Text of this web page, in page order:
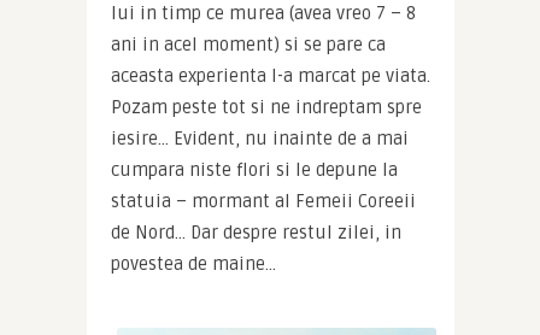
lui in timp ce murea (avea vreo 7 – 8
ani in acel moment) si se pare ca
aceasta experienta l-a marcat pe viata.
Pozam peste tot si ne indreptam spre
iesire… Evident, nu inainte de a mai
cumpara niste flori si le depune la
statuia – mormant al Femeii Coreeii
de Nord… Dar despre restul zilei, in
povestea de maine…